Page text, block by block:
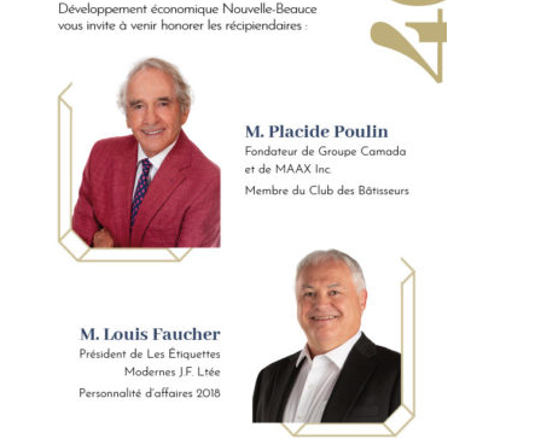
de solidarité
Événements et formations
Documentation